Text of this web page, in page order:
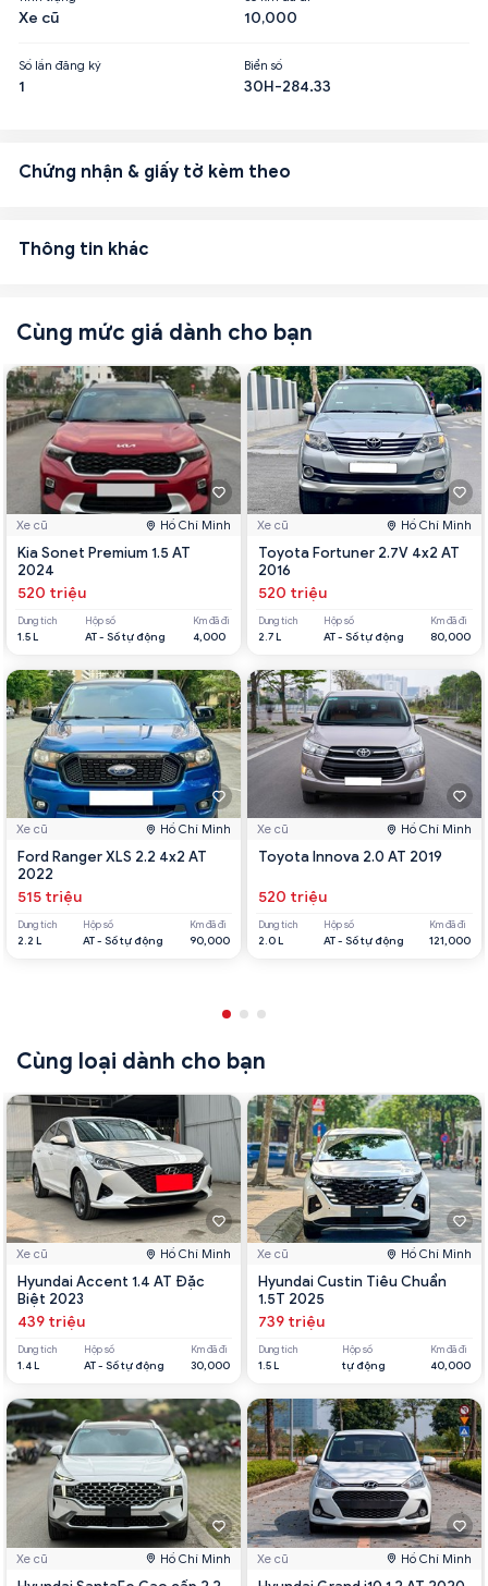
Xe cũ 10,000
Số lần đăng ký
1
Biển số
30H-284.33
Chứng nhận & giấy tờ kèm theo
Thông tin khác
Cùng mức giá dành cho bạn
Xe cũ Hồ Chí Minh
Kia Sonet Premium 1.5 AT
2024
520 triệu
Dung tích
1.5 L
Hộp số
AT - Số tự động
Km đã đi
4,000
Xe cũ Hồ Chí Minh
Ford Ranger XLS 2.2 4x2 AT
2022
515 triệu
Dung tích
2.2 L
Hộp số
AT - Số tự động
Km đã đi
90,000
Xe cũ Hồ Chí Minh
Toyota Fortuner 2.7V 4x2 AT
2016
520 triệu
Dung tích
2.7 L
Hộp số
AT - Số tự động
Km đã đi
80,000
Xe cũ Hồ Chí Minh
Toyota Innova 2.0 AT 2019
520 triệu
Dung tích
2.0 L
Hộp số
AT - Số tự động
Km đã đi
121,000
Cùng loại dành cho bạn
Xe cũ Hồ Chí Minh
Hyundai Accent 1.4 AT Đặc
Biệt 2023
439 triệu
Dung tích
1.4 L
Hộp số
AT - Số tự động
Km đã đi
30,000
Xe cũ Hồ Chí Minh
Xe cũ Hồ Chí Minh
Hyundai Custin Tiêu Chuẩn
1.5T 2025
739 triệu
Dung tích
1.5 L
Hộp số
tự động
Km đã đi
40,000
Xe cũ Hồ Chí Minh